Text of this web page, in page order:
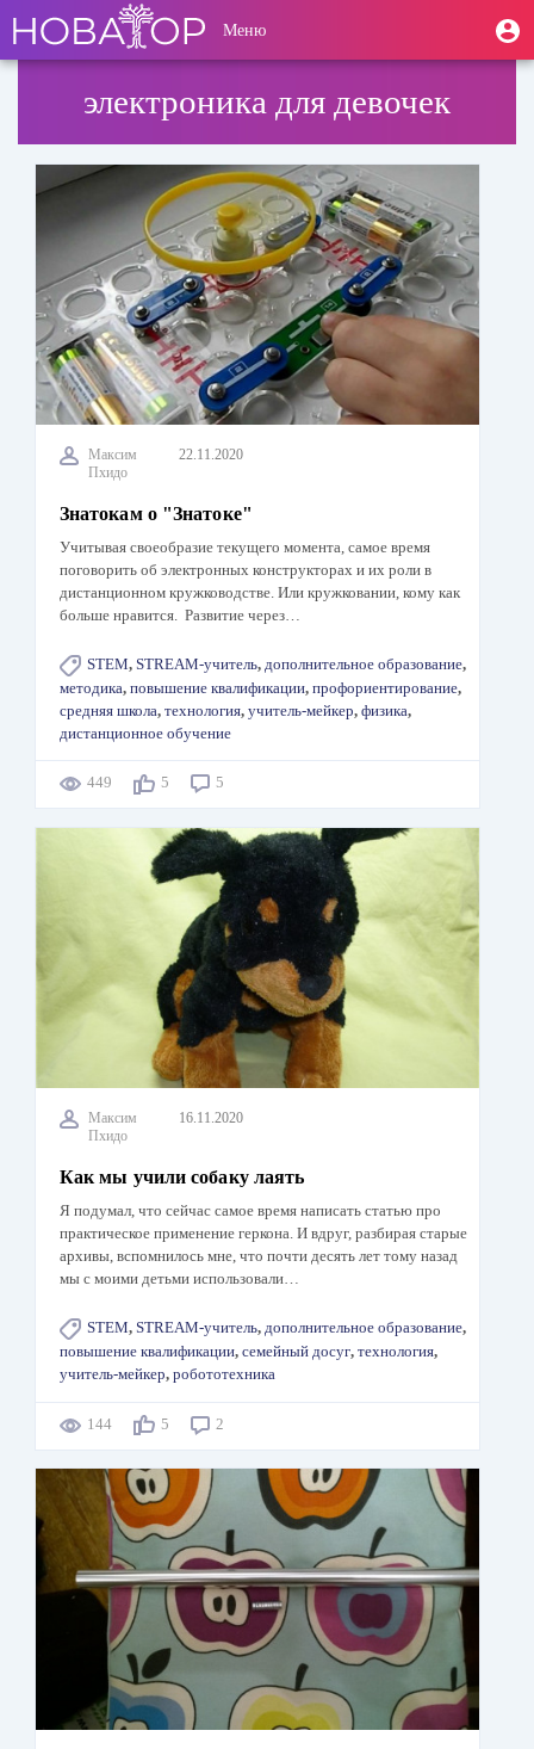
основному
User
account
Меню
электроника для девочек
Максим
Пхидо
22.11.2020
Знатокам о "Знатоке"
Учитывая своеобразие текущего момента, самое время
поговорить об электронных конструкторах и их роли в
дистанционном кружководстве. Или кружковании, кому как
больше нравится. Развитие через…
STEM, STREAM-учитель, дополнительное образование,
методика, повышение квалификации, профориентирование,
средняя школа, технология, учитель-мейкер, физика,
дистанционное обучение
449 5 5
Максим
Пхидо
16.11.2020
Как мы учили собаку лаять
Я подумал, что сейчас самое время написать статью про
практическое применение геркона. И вдруг, разбирая старые
архивы, вспомнилось мне, что почти десять лет тому назад
мы с моими детьми использовали…
STEM, STREAM-учитель, дополнительное образование,
повышение квалификации, семейный досуг, технология,
учитель-мейкер, робототехника
144 5 2